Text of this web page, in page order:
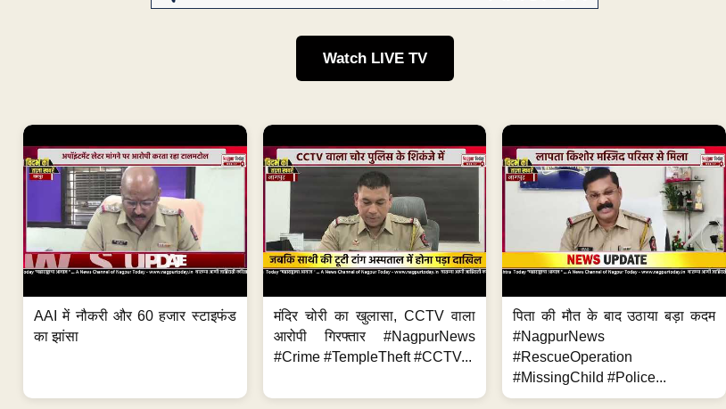
Watch LIVE TV
AAI में नौकरी और 60 हजार स्टाइफंड
का झांसा
मंदिर चोरी का खुलासा, CCTV वाला
आरोपी गिरफ्तार #NagpurNews
#Crime #TempleTheft #CCTV...
पिता की मौत के बाद उठाया बड़ा कदम
#NagpurNews
#RescueOperation
#MissingChild #Police...